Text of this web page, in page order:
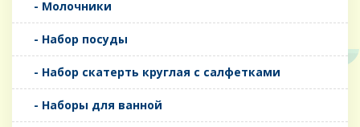
- Молочники
- Набор посуды
- Набор скатерть круглая с салфетками
- Наборы для ванной